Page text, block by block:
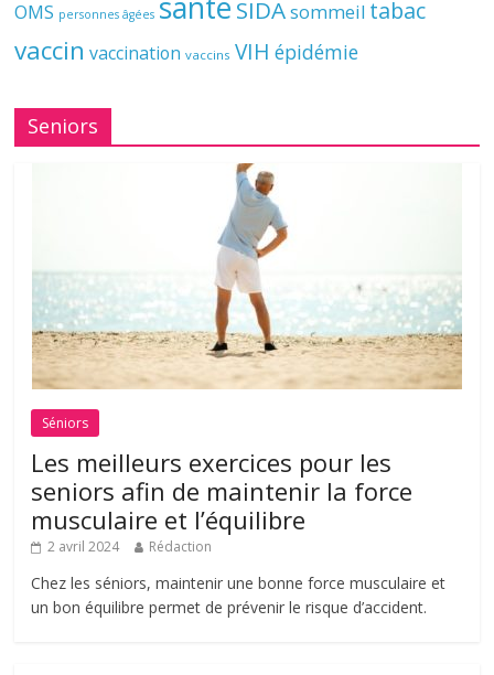
OMS personnes âgées SIDAsommeil tabac
vaccin vaccination vaccins VIH épidémie
Seniors
Séniors
Les meilleurs exercices pour les
seniors afin de maintenir la force
musculaire et l’équilibre
2 avril 2024 Rédaction
Chez les séniors, maintenir une bonne force musculaire et
un bon équilibre permet de prévenir le risque d’accident.